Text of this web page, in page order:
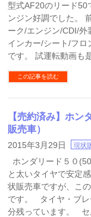
型式AF20のリード50
ンジン好調でした。
ーク/エンジン/CDI/外
インカー/シート/フロ
です。 試運転動画も
この記事を読む
【売約済み】ホ
販売車）
2015年3月29日 現状
ホンダリード５０
と太いタイヤで安定
状販売車ですが、こ
です。 タイヤ・ブレ
分残っています。 セ